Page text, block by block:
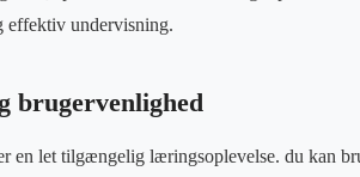
effektiv undervisning.
brugervenlighed
en let tilgængelig læringsoplevelse. du kan